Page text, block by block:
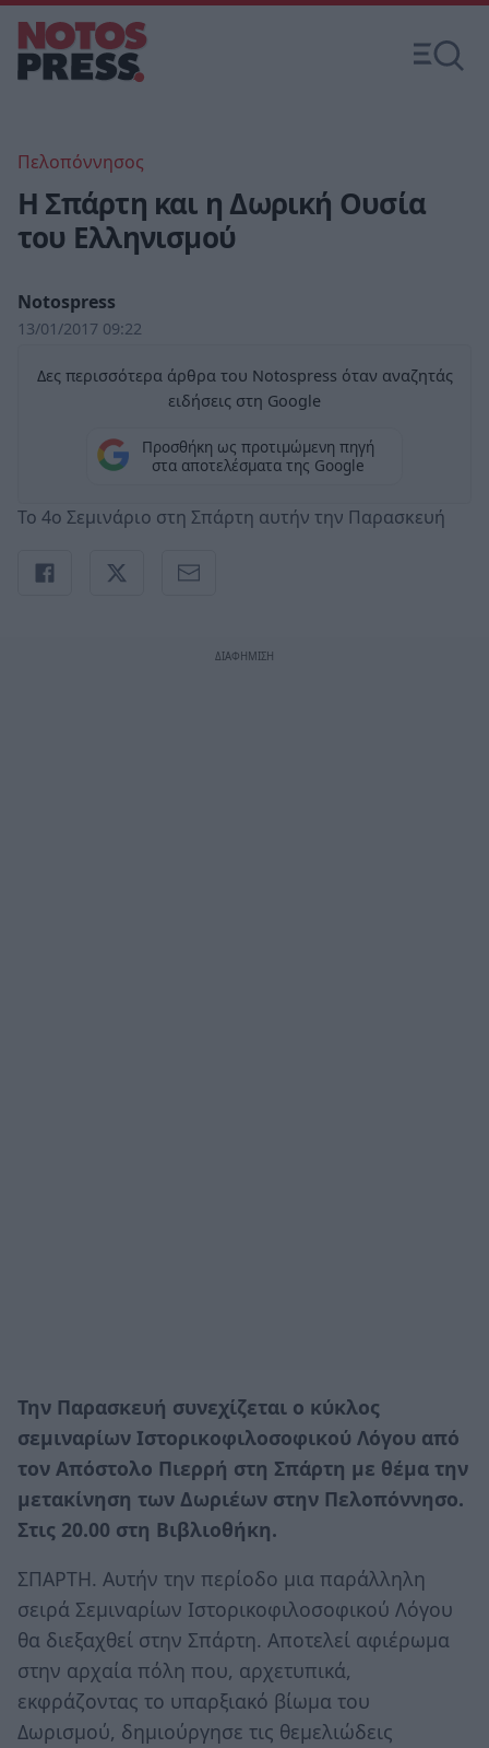
Πελοπόννησος
Η Σπάρτη και η Δωρική Ουσία
του Ελληνισμού
Notospress
13/01/2017 09:22
Δες περισσότερα άρθρα του Notospress όταν αναζητάς
ειδήσεις στη Google
Προσθήκη ως προτιμώμενη πηγή
στα αποτελέσματα της Google
Το 4ο Σεμινάριο στη Σπάρτη αυτήν την Παρασκευή
Την Παρασκευή συνεχίζεται ο κύκλος
σεμιναρίων Ιστορικοφιλοσοφικού Λόγου από
τον Απόστολο Πιερρή στη Σπάρτη με θέμα την
μετακίνηση των Δωριέων στην Πελοπόννησο.
Στις 20.00 στη Βιβλιοθήκη.
ΣΠΑΡΤΗ. Αυτήν την περίοδο μια παράλληλη
σειρά Σεμιναρίων Ιστορικοφιλοσοφικού Λόγου
θα διεξαχθεί στην Σπάρτη. Αποτελεί αφιέρωμα
στην αρχαία πόλη που, αρχετυπικά,
εκφράζοντας το υπαρξιακό βίωμα του
Δωρισμού, δημιούργησε τις θεμελιώδεις